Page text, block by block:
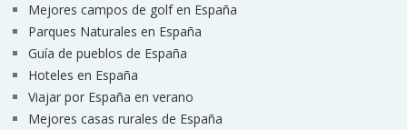
Mejores campos de golf en España
Parques Naturales en España
Guía de pueblos de España
Hoteles en España
Viajar por España en verano
Mejores casas rurales de España